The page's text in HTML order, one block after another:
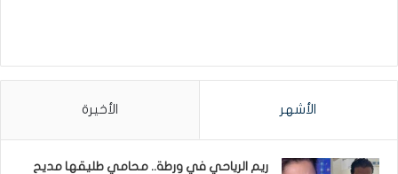
الأشهر الأخيرة
ريم الرياحي في ورطة.. محامي طليقها مديح